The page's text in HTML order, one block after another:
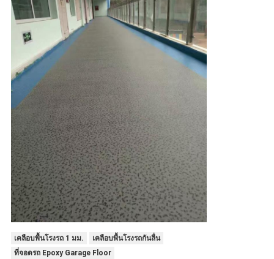
เคลือบพื้นโรงรถ 1 มม.
เคลือบพื้นโรงรถกันลื่น
ที่จอดรถ Epoxy Garage Floor